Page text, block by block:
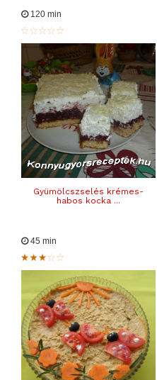
120 min
Gyümölcszselés krémes-
habos kocka ...
45 min